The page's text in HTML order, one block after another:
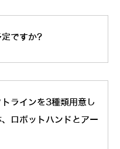
定ですか?
ラインを3種類用意し
ロボットハンドとアー